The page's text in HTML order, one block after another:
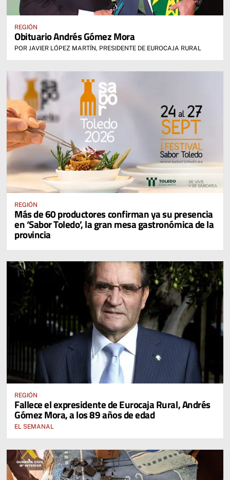
REGIÓN
Obituario Andrés Gómez Mora
POR JAVIER LÓPEZ MARTÍN, PRESIDENTE DE EUROCAJA RURAL
REGIÓN
Más de 60 productores confirman ya su presencia
en ‘Sabor Toledo’, la gran mesa gastronómica de la
provincia
REGIÓN
Fallece el expresidente de Eurocaja Rural, Andrés
Gómez Mora, a los 89 años de edad
EL SEMANAL